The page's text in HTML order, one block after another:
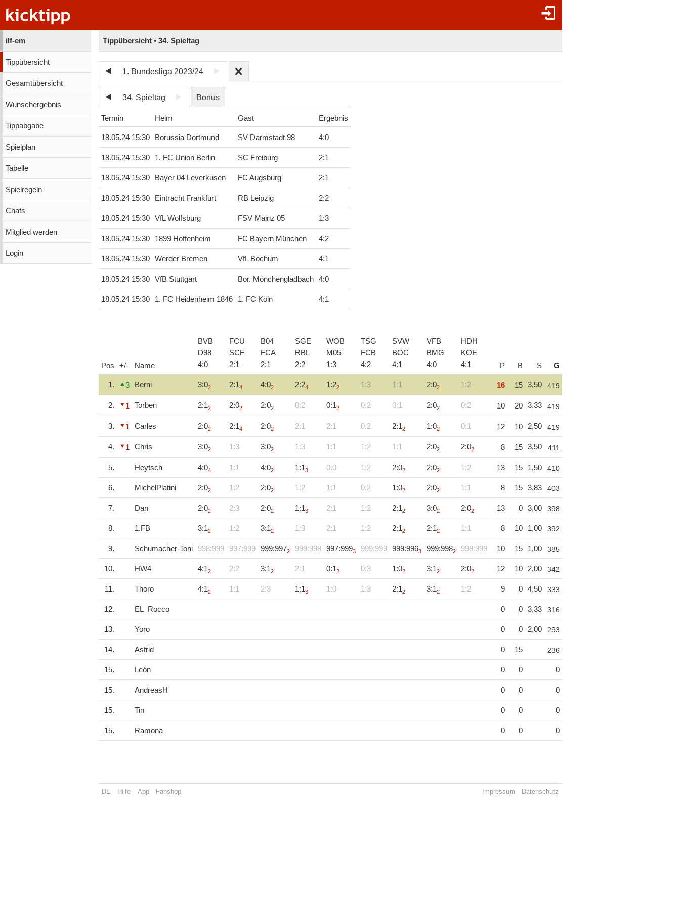
ilf-em
Tippübersicht
Gesamtübersicht
Wunschergebnis
Tippabgabe
Spielplan
Tabelle
Spielregeln
Chats
Mitglied werden
Login
Tippübersicht • 34. Spieltag
1. Bundesliga 2023/24
34. Spieltag Bonus
Termin Heim Gast Ergebnis
18.05.24 15:30 Borussia Dortmund SV Darmstadt 98 4:0
18.05.24 15:30 1. FC Union Berlin SC Freiburg 2:1
18.05.24 15:30 Bayer 04 Leverkusen FC Augsburg 2:1
18.05.24 15:30 Eintracht Frankfurt RB Leipzig 2:2
18.05.24 15:30 VfL Wolfsburg FSV Mainz 05 1:3
18.05.24 15:30 1899 Hoffenheim FC Bayern München 4:2
18.05.24 15:30 Werder Bremen VfL Bochum 4:1
18.05.24 15:30 VfB Stuttgart Bor. Mönchengladbach 4:0
18.05.24 15:30 1. FC Heidenheim 1846 1. FC Köln 4:1
Pos +/- Name
BVB
D98
4:0
FCU
SCF
2:1
B04
FCA
2:1
SGE
RBL
2:2
WOB
M05
1:3
TSG
FCB
4:2
SVW
BOC
4:1
VFB
BMG
4:0
HDH
KOE
4:1 P B S G
1. 3 Berni 3:02 2:14 4:02 2:24 1:22 1:3 1:1 2:02 1:2 16 15 3,50 419
2. 1 Torben 2:12 2:02 2:02 0:2 0:12 0:2 0:1 2:02 0:2 10 20 3,33 419
3. 1 Carles 2:02 2:14 2:02 2:1 2:1 0:2 2:12 1:02 0:1 12 10 2,50 419
4. 1 Chris 3:02 1:3 3:02 1:3 1:1 1:2 1:1 2:02 2:02 8 15 3,50 411
5. Heytsch 4:04 1:1 4:02 1:13 0:0 1:2 2:02 2:02 1:2 13 15 1,50 410
6. MichelPlatini 2:02 1:2 2:02 1:2 1:1 0:2 1:02 2:02 1:1 8 15 3,83 403
7. Dan 2:02 2:3 2:02 1:13 2:1 1:2 2:12 3:02 2:02 13 0 3,00 398
8. 1.FB 3:12 1:2 3:12 1:3 2:1 1:2 2:12 2:12 1:1 8 10 1,00 392
9. Schumacher-Toni 998:999 997:999 999:9972 999:998 997:9993 999:999 999:9963 999:9982 998:999 10 15 1,00 385
10. HW4 4:12 2:2 3:12 2:1 0:12 0:3 1:02 3:12 2:02 12 10 2,00 342
11. Thoro 4:12 1:1 2:3 1:13 1:0 1:3 2:12 3:12 1:2 9 0 4,50 333
12. EL_Rocco 0 0 3,33 316
13. Yoro 0 0 2,00 293
14. Astrid 0 15 236
15. León 0 0 0
15. AndreasH 0 0 0
15. Tin 0 0 0
15. Ramona 0 0 0
DE Hilfe App Fanshop Impressum Datenschutz